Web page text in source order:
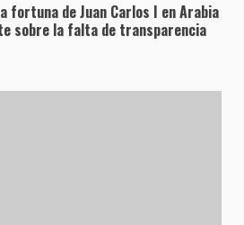
fortuna de Juan Carlos I en Arabia
sobre la falta de transparencia